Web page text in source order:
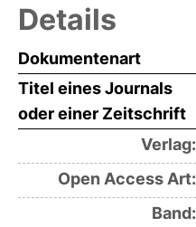
Details
Dokumentenart
Titel eines Journals
oder einer Zeitschrift
Verlag:
Open Access Art:
Band: